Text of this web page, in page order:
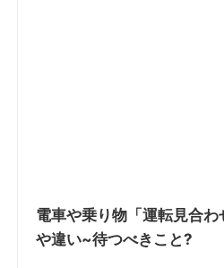
電車や乗り物「運転見合
や違い~待つべきこと?